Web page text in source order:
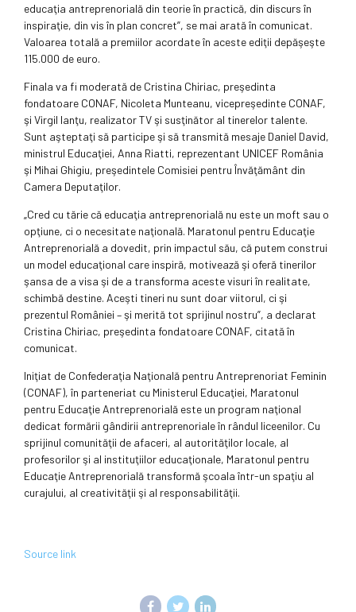
educaţia antreprenorială din teorie în practică, din discurs în
inspiraţie, din vis în plan concret”, se mai arată în comunicat.
Valoarea totală a premiilor acordate în aceste ediţii depăşeşte
115.000 de euro.
Finala va fi moderată de Cristina Chiriac, preşedinta
fondatoare CONAF, Nicoleta Munteanu, vicepreşedinte CONAF,
şi Virgil Ianţu, realizator TV şi susţinător al tinerelor talente.
Sunt aşteptaţi să participe şi să transmită mesaje Daniel David,
ministrul Educaţiei, Anna Riatti, reprezentant UNICEF România
şi Mihai Ghigiu, preşedintele Comisiei pentru Învăţământ din
Camera Deputaţilor.
„Cred cu tărie că educaţia antreprenorială nu este un moft sau o
opţiune, ci o necesitate naţională. Maratonul pentru Educaţie
Antreprenorială a dovedit, prin impactul său, că putem construi
un model educaţional care inspiră, motivează şi oferă tinerilor
şansa de a visa şi de a transforma aceste visuri în realitate,
schimbă destine. Aceşti tineri nu sunt doar viitorul, ci şi
prezentul României – şi merită tot sprijinul nostru”, a declarat
Cristina Chiriac, preşedinta fondatoare CONAF, citată în
comunicat.
Iniţiat de Confederaţia Naţională pentru Antreprenoriat Feminin
(CONAF), în parteneriat cu Ministerul Educaţiei, Maratonul
pentru Educaţie Antreprenorială este un program naţional
dedicat formării gândirii antreprenoriale în rândul liceenilor. Cu
sprijinul comunităţii de afaceri, al autorităţilor locale, al
profesorilor şi al instituţiilor educaţionale, Maratonul pentru
Educaţie Antreprenorială transformă şcoala într-un spaţiu al
curajului, al creativităţii şi al responsabilităţii.
Source link